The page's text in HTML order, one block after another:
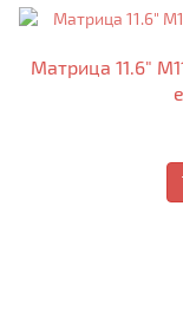
Матрица 11.6"